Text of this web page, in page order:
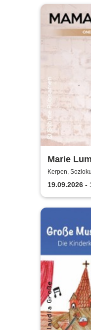
Marie
Plan
Kerpen,
19.09.2026 -